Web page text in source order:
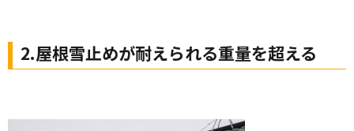
2.屋根雪止めが耐えられる重量を超える